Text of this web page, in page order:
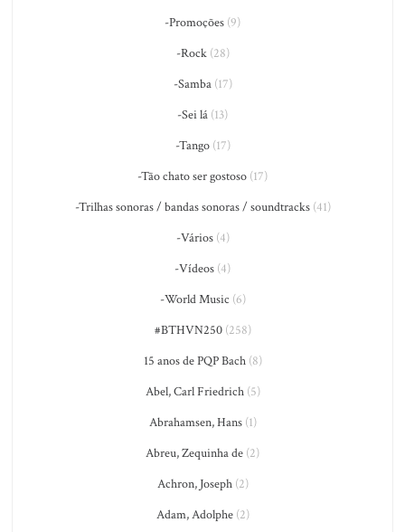
-Promoções (9)
-Rock(28)
-Samba(17)
-Sei lá (13)
-Tango(17)
-Tão chato ser gostoso (17)
-Trilhas sonoras / bandas sonoras / soundtracks(41)
-Vários(4)
-Vídeos (4)
-World Music (6)
#BTHVN250(258)
15 anos de PQP Bach(8)
Abel, Carl Friedrich(5)
Abrahamsen, Hans(1)
Abreu, Zequinha de (2)
Achron, Joseph(2)
Adam, Adolphe(2)